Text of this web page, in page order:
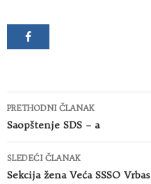
Kretanje
članaka
PRETHODNI ČLANAK
Saopštenje SDS – a
SLEDEĆI ČLANAK
Sekcija žena Veća SSSO Vrbas